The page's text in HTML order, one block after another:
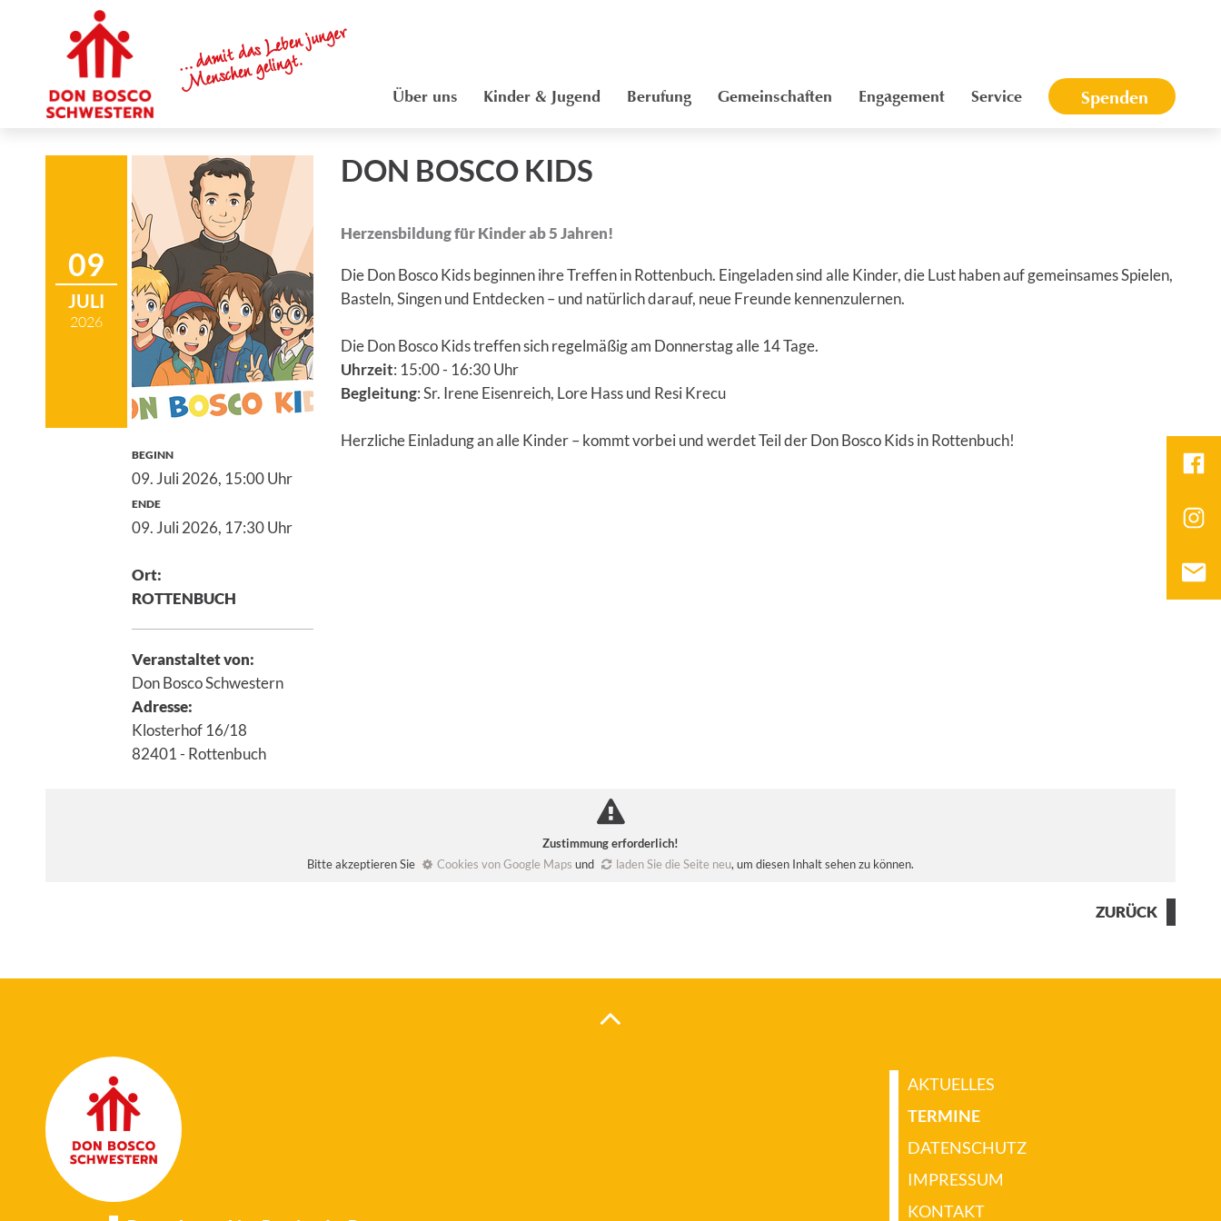
Über uns Kinder & Jugend Berufung Gemeinschaften Engagement Service Spenden
09
JULI
2026
BEGINN
09. Juli 2026, 15:00 Uhr
ENDE
09. Juli 2026, 17:30 Uhr
Ort:
ROTTENBUCH
Veranstaltet von:
Don Bosco Schwestern
Adresse:
Klosterhof 16/18
82401 - Rottenbuch
DON BOSCO KIDS
Herzensbildung für Kinder ab 5 Jahren!
Die Don Bosco Kids beginnen ihre Treffen in Rottenbuch. Eingeladen sind alle Kinder, die Lust haben auf gemeinsames Spielen,
Basteln, Singen und Entdecken – und natürlich darauf, neue Freunde kennenzulernen.
Die Don Bosco Kids treffen sich regelmäßig am Donnerstag alle 14 Tage.
Uhrzeit: 15:00 - 16:30 Uhr
Begleitung: Sr. Irene Eisenreich, Lore Hass und Resi Krecu
Herzliche Einladung an alle Kinder – kommt vorbei und werdet Teil der Don Bosco Kids in Rottenbuch!
Zustimmung erforderlich!
Bitte akzeptieren Sie
Cookies von Google Maps und laden Sie die Seite neu, um diesen Inhalt sehen zu können.
ZURÜCK
AKTUELLES
TERMINE
DATENSCHUTZ
IMPRESSUM
KONTAKT